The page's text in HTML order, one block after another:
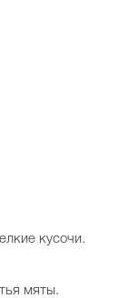
кусочи.
мяты.